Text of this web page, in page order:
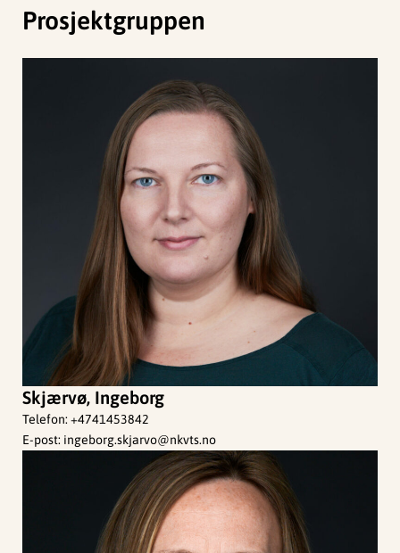
Prosjektgruppen
Skjærvø, Ingeborg
Telefon:+4741453842
E-post: ingeborg.skjarvo@nkvts.no